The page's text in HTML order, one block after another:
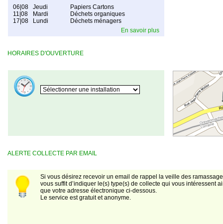
06|08 Jeudi
Papiers Cartons
11|08
Mardi
Déchets organiques
17|08
Lundi
Déchets ménagers
En savoir plus
HORAIRES D'OUVERTURE
ALERTE COLLECTE PAR EMAIL
Si vous désirez recevoir un email de rappel la veille des
vous suffit d’indiquer le(s) type(s) de collecte qui vous intéressent
que votre adresse électronique ci-dessous.
Le service est gratuit et anonyme.